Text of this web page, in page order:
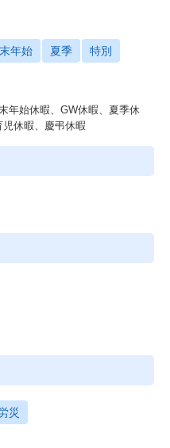
年始 夏季 特別
年始休暇、GW休暇、夏季休
休暇、慶弔休暇
災